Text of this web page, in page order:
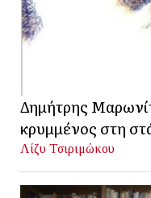
Δημήτρης
κρυμμένος στη
Λίζυ Τσιριμώκου